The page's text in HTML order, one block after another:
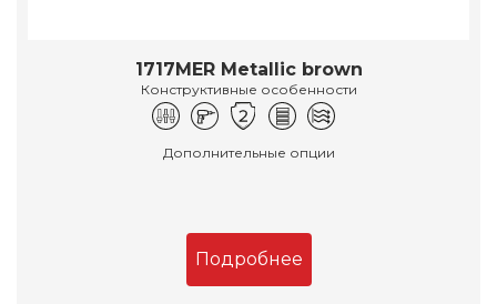
1717MER Metallic brown
Конструктивные особенности
Дополнительные опции
Подробнее